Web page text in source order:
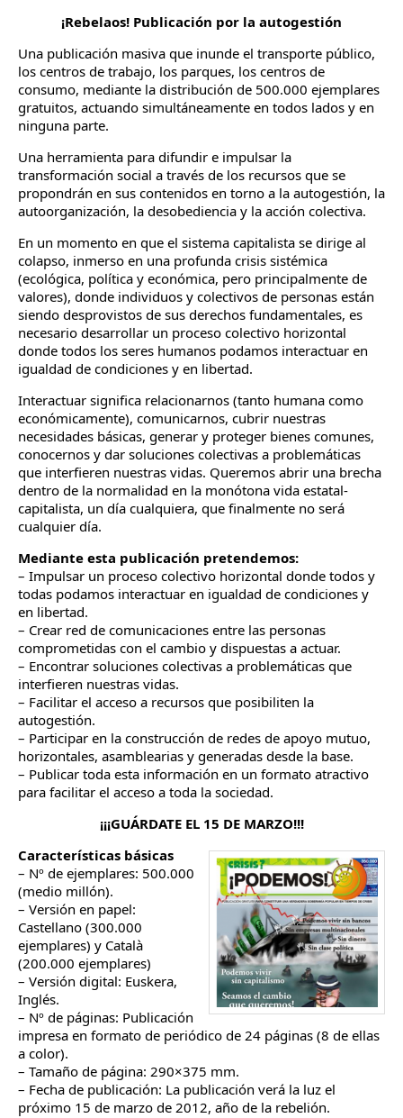
¡Rebelaos! Publicación por la autogestión
Una publicación masiva que inunde el transporte público,
los centros de trabajo, los parques, los centros de
consumo, mediante la distribución de 500.000 ejemplares
gratuitos, actuando simultáneamente en todos lados y en
ninguna parte.
Una herramienta para difundir e impulsar la
transformación social a través de los recursos que se
propondrán en sus contenidos en torno a la autogestión, la
autoorganización, la desobediencia y la acción colectiva.
En un momento en que el sistema capitalista se dirige al
colapso, inmerso en una profunda crisis sistémica
(ecológica, política y económica, pero principalmente de
valores), donde individuos y colectivos de personas están
siendo desprovistos de sus derechos fundamentales, es
necesario desarrollar un proceso colectivo horizontal
donde todos los seres humanos podamos interactuar en
igualdad de condiciones y en libertad.
Interactuar significa relacionarnos (tanto humana como
económicamente), comunicarnos, cubrir nuestras
necesidades básicas, generar y proteger bienes comunes,
conocernos y dar soluciones colectivas a problemáticas
que interfieren nuestras vidas. Queremos abrir una brecha
dentro de la normalidad en la monótona vida estatal-
capitalista, un día cualquiera, que finalmente no será
cualquier día.
Mediante esta publicación pretendemos:
– Impulsar un proceso colectivo horizontal donde todos y
todas podamos interactuar en igualdad de condiciones y
en libertad.
– Crear red de comunicaciones entre las personas
comprometidas con el cambio y dispuestas a actuar.
– Encontrar soluciones colectivas a problemáticas que
interfieren nuestras vidas.
– Facilitar el acceso a recursos que posibiliten la
autogestión.
– Participar en la construcción de redes de apoyo mutuo,
horizontales, asamblearias y generadas desde la base.
– Publicar toda esta información en un formato atractivo
para facilitar el acceso a toda la sociedad.
¡¡¡GUÁRDATE EL 15 DE MARZO!!!
Características básicas
– Nº de ejemplares: 500.000
(medio millón).
– Versión en papel:
Castellano (300.000
ejemplares) y Català
(200.000 ejemplares)
– Versión digital: Euskera,
Inglés.
– Nº de páginas: Publicación
impresa en formato de periódico de 24 páginas (8 de ellas
a color).
– Tamaño de página: 290×375 mm.
– Fecha de publicación: La publicación verá la luz el
próximo 15 de marzo de 2012, año de la rebelión.